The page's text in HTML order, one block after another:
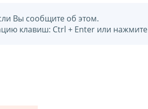
Вы сообщите об этом.
клавиш: Ctrl + Enter или нажмите